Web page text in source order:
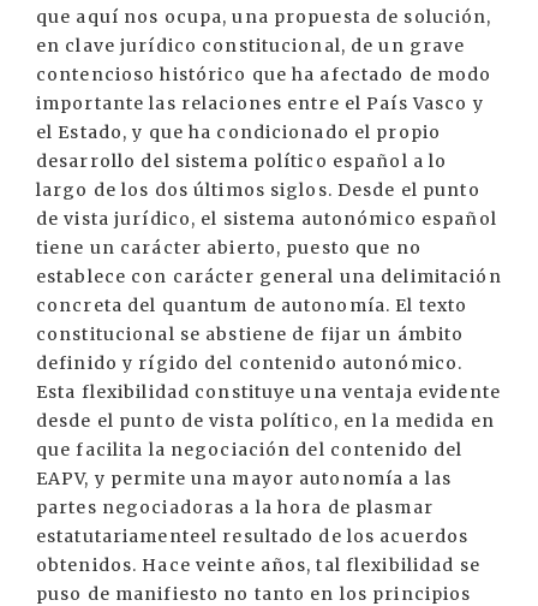
que aquí nos ocupa, una propuesta de solución,
en clave jurídico constitucional, de un grave
contencioso histórico que ha afectado de modo
importante las relaciones entre el País Vasco y
el Estado, y que ha condicionado el propio
desarrollo del sistema político español a lo
largo de los dos últimos siglos. Desde el punto
de vista jurídico, el sistema autonómico español
tiene un carácter abierto, puesto que no
establece con carácter general una delimitación
concreta del quantum de autonomía. El texto
constitucional se abstiene de fijar un ámbito
definido y rígido del contenido autonómico.
Esta flexibilidad constituye una ventaja evidente
desde el punto de vista político, en la medida en
que facilita la negociación del contenido del
EAPV, y permite una mayor autonomía a las
partes negociadoras a la hora de plasmar
estatutariamenteel resultado de los acuerdos
obtenidos. Hace veinte años, tal flexibilidad se
puso de manifiesto no tanto en los principios